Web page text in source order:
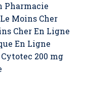
Pharmacie
Moins Cher
Cher En Ligne
En Ligne
200 mg